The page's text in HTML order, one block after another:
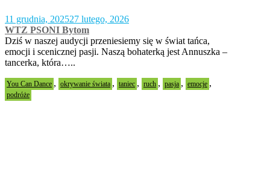
11 grudnia, 202527 lutego, 2026
WTZ PSONI Bytom
Dziś w naszej audycji przeniesiemy się w świat tańca,
emocji i scenicznej pasji. Naszą bohaterką jest Annuszka –
tancerka, która…..
You Can Dance , okrywanie świata , taniec , ruch , pasja , emocje ,
podróże